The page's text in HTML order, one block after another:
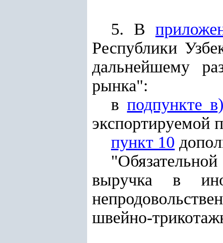
5. В
Республики
дальнейшему
рынка":
вподпункте
экспортируемой
пункт 10
выручка в
швейно-